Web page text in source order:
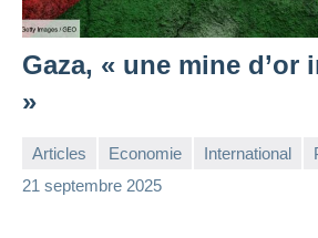
Gaza, « une mine d’or
»
Articles Economie International
21 septembre 2025
la
Aucun